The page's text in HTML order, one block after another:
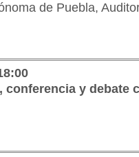
de Puebla,
conferencia y debate